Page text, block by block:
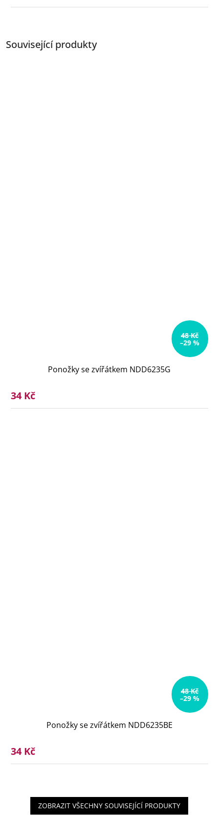
Související produkty
48 Kč
–29 %
Ponožky se zvířátkem NDD6235G
34 Kč
48 Kč
–29 %
Ponožky se zvířátkem NDD6235BE
34 Kč
ZOBRAZIT VŠECHNY SOUVISEJÍCÍ PRODUKTY